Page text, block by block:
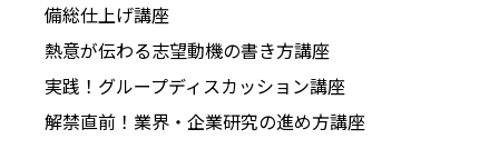
備総仕上げ講座
熱意が伝わる志望動機の書き方講座
実践！グループディスカッション講座
解禁直前！業界・企業研究の進め方講座